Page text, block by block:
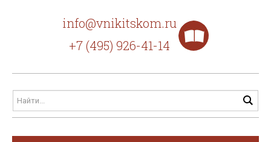
info@vnikitskom.ru
+7 (495) 926-41-14